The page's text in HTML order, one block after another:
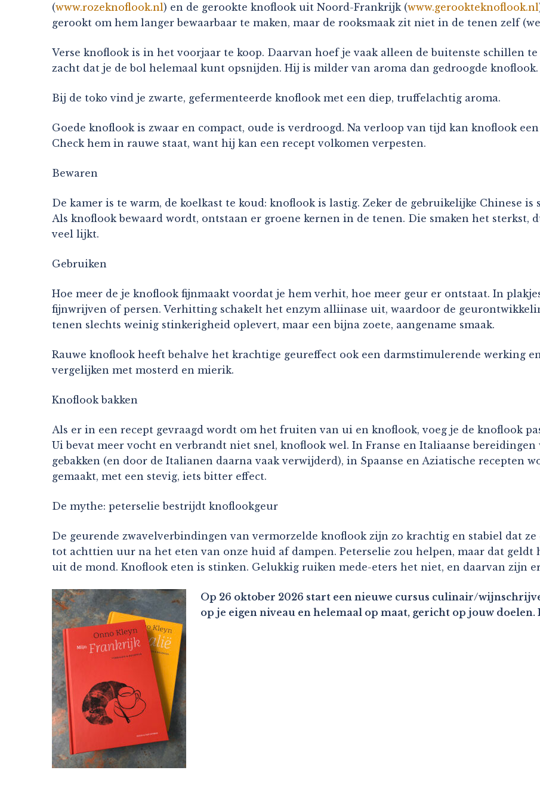
(www.rozeknoflook.nl) en de gerookte knoflook uit Noord-Frankrijk (www.gerookteknoflook.nl
gerookt om hem langer bewaarbaar te maken, maar de rooksmaak zit niet in de tenen zelf
Verse knoflook is in het voorjaar te koop. Daarvan hoef je vaak alleen de buitenste schillen
zacht dat je de bol helemaal kunt opsnijden. Hij is milder van aroma dan gedroogde knoflook.
Bij de toko vind je zwarte, gefermenteerde knoflook met een diep, truffelachtig aroma.
Goede knoflook is zwaar en compact, oude is verdroogd. Na verloop van tijd kan knoflook
Check hem in rauwe staat, want hij kan een recept volkomen verpesten.
Bewaren
De kamer is te warm, de koelkast te koud: knoflook is lastig. Zeker de gebruikelijke Chinese
Als knoflook bewaard wordt, ontstaan er groene kernen in de tenen. Die smaken het sterkst,
veel lijkt.
Gebruiken
Hoe meer de je knoflook fijnmaakt voordat je hem verhit, hoe meer geur er ontstaat. In
fijnwrijven of persen. Verhitting schakelt het enzym alliinase uit, waardoor de
tenen slechts weinig stinkerigheid oplevert, maar een bijna zoete, aangename smaak.
Rauwe knoflook heeft behalve het krachtige geureffect ook een darmstimulerende werking
vergelijken met mosterd en mierik.
Knoflook bakken
Als er in een recept gevraagd wordt om het fruiten van ui en knoflook, voeg je de knoflook
Ui bevat meer vocht en verbrandt niet snel, knoflook wel. In Franse en Italiaanse
gebakken (en door de Italianen daarna vaak verwijderd), in Spaanse en Aziatische recepten
gemaakt, met een stevig, iets bitter effect.
De mythe: peterselie bestrijdt knoflookgeur
De geurende zwavelverbindingen van vermorzelde knoflook zijn zo krachtig en stabiel dat
tot achttien uur na het eten van onze huid af dampen. Peterselie zou helpen, maar dat geldt
uit de mond. Knoflook eten is stinken. Gelukkig ruiken mede-eters het niet, en daarvan zijn
Op 26 oktober 2026 start een nieuwe cursus culinair/
op je eigen niveau en helemaal op maat, gericht op jouw doelen.